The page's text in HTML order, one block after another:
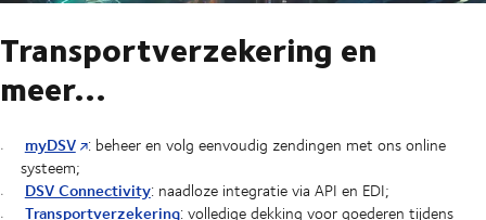
Transportverzekering en
meer...
myDSV : beheer en volg eenvoudig zendingen met ons online
systeem;
DSV Connectivity: naadloze integratie via API en EDI;
Transportverzekering: volledige dekking voor goederen tijdens